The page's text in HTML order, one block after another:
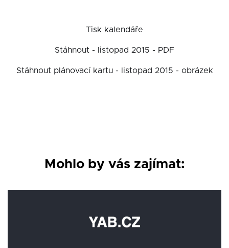
Tisk kalendáře
Stáhnout - listopad 2015 - PDF
Stáhnout plánovací kartu - listopad 2015 - obrázek
Mohlo by vás zajímat: